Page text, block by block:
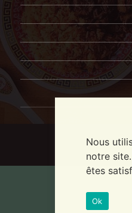
Nous
notre
êtes
Ok